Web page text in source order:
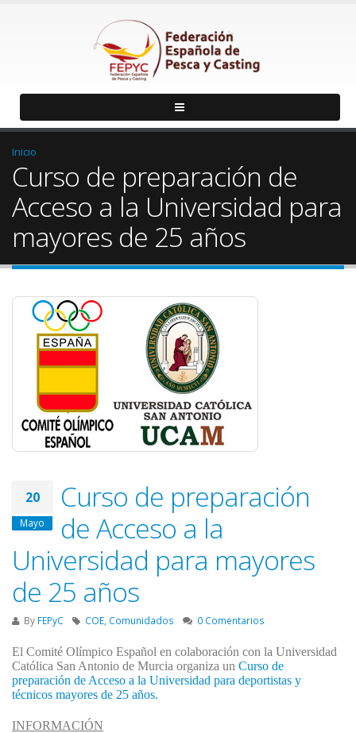
Inicio
Curso de preparación de
Acceso a la Universidad para
mayores de 25 años
20
Mayo
Curso de preparación
de Acceso a la
Universidad para mayores
de 25 años
By FEPyC COE Comunidados 0 Comentarios
El Comité Olímpico Español en colaboración con la Universidad
Católica San Antonio de Murcia organiza un Curso de
preparación de Acceso a la Universidad para deportistas y
técnicos mayores de 25 años.
INFORMACIÓN